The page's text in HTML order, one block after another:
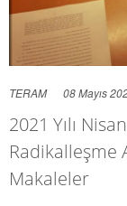
TERAM 08 Mayıs
2021 Yılı
Radikalleşme
Makaleler